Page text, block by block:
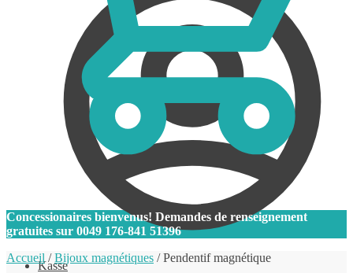
Kasse
Concessionaires bienvenus! Demandes de renseignement
gratuites sur 0049 176-841 51396
Accueil /Bijoux magnétiques /Pendentif magnétique